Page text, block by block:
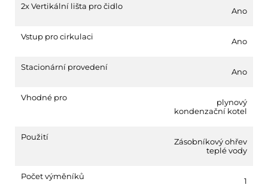
2x Vertikální lišta pro čidlo Ano
Vstup pro cirkulaci Ano
Stacionární provedení Ano
Vhodné pro
plynový
kondenzační kotel
Použití
Zásobníkový ohřev
teplé vody
Počet výměníků 1